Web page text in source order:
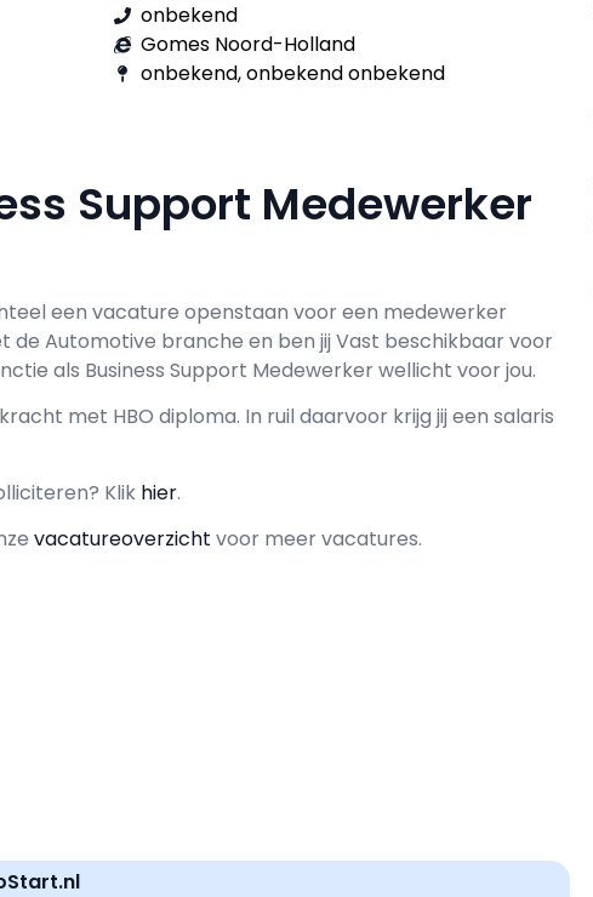
onbekend
Gomes Noord-Holland
onbekend, onbekend onbekend
Support Medewerker
een vacature openstaan voor een medewerker
de Automotive branche en ben jij Vast beschikbaar voor
als Business Support Medewerker wellicht voor jou.
met HBO diploma. In ruil daarvoor krijg jij een salaris
Klik hier.
vacatureoverzicht voor meer vacatures.